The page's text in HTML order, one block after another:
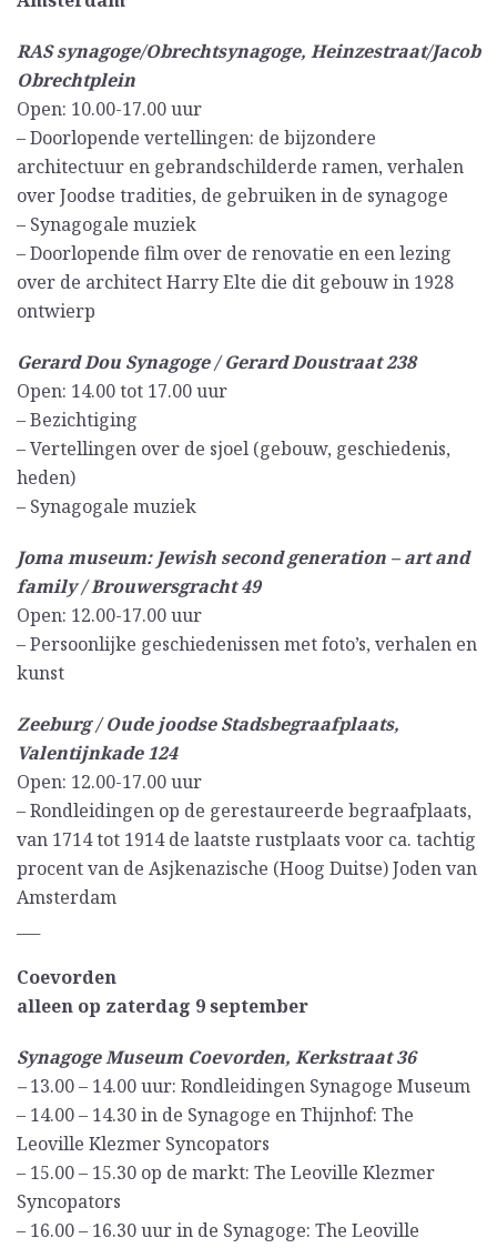
RAS synagoge/Obrechtsynagoge, Heinzestraat/Jacob
Obrechtplein
Open: 10.00-17.00 uur
– Doorlopende vertellingen: de bijzondere
architectuur en gebrandschilderde ramen, verhalen
over Joodse tradities, de gebruiken in de synagoge
– Synagogale muziek
– Doorlopende film over de renovatie en een lezing
over de architect Harry Elte die dit gebouw in 1928
ontwierp
Gerard Dou Synagoge / Gerard Doustraat 238
Open: 14.00 tot 17.00 uur
– Bezichtiging
– Vertellingen over de sjoel (gebouw, geschiedenis,
heden)
– Synagogale muziek
Joma museum: Jewish second generation – art and
family / Brouwersgracht 49
Open: 12.00-17.00 uur
– Persoonlijke geschiedenissen met foto’s, verhalen en
kunst
Zeeburg / Oude joodse Stadsbegraafplaats,
Valentijnkade 124
Open: 12.00-17.00 uur
– Rondleidingen op de gerestaureerde begraafplaats,
van 1714 tot 1914 de laatste rustplaats voor ca. tachtig
procent van de Asjkenazische (Hoog Duitse) Joden van
Amsterdam
Coevorden
alleen op zaterdag 9 september
Synagoge Museum Coevorden, Kerkstraat 36
–13.00 – 14.00 uur: Rondleidingen Synagoge Museum
– 14.00 – 14.30 in de Synagoge en Thijnhof: The
Leoville Klezmer Syncopators
– 15.00 – 15.30 op de markt: The Leoville Klezmer
Syncopators
– 16.00 – 16.30 uur in de Synagoge: The Leoville